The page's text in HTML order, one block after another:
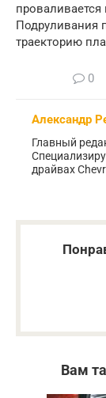
Подруливания
траекторию
0
Александр
Главный
драйвах
Вам